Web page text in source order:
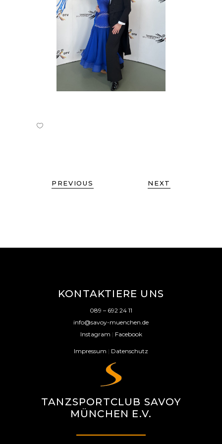
PREVIOUS NEXT
KONTAKTIERE UNS
089 – 692 24 11
info@savoy-muenchen.de
Instagram | Facebook
Impressum | Datenschutz
TANZSPORTCLUB SAVOY
MÜNCHEN E.V.